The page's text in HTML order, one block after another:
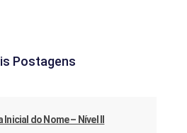
Postagens
do Nome – Nível II